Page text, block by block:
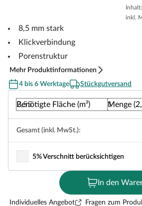
inkl.
8,5 mm stark
Klickverbindung
Porenstruktur
Mehr Produktinformationen
4 bis 6 Werktage
Stückgutversand
Benötigte Fläche (m²) Menge
Gesamt (inkl. MwSt.):
5% Verschnitt berücksichtigen
In den
Individuelles Angebot Fragen zum